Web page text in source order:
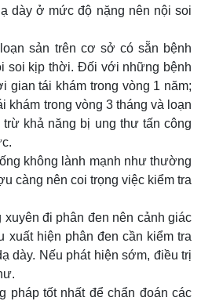
dày ở mức độ nặng nên nội soi
sản trên cơ sở có sẵn bệnh
soi kịp thời. Đối với những bệnh
gian tái khám trong vòng 1 năm;
khám trong vòng 3 tháng và loạn
khả năng bị ung thư tấn công
không lành mạnh như thường
càng nên coi trọng việc kiểm tra
đi phân đen nên cảnh giác
xuất hiện phân đen cần kiểm tra
dày. Nếu phát hiện sớm, điều trị
pháp tốt nhất để chẩn đoán các